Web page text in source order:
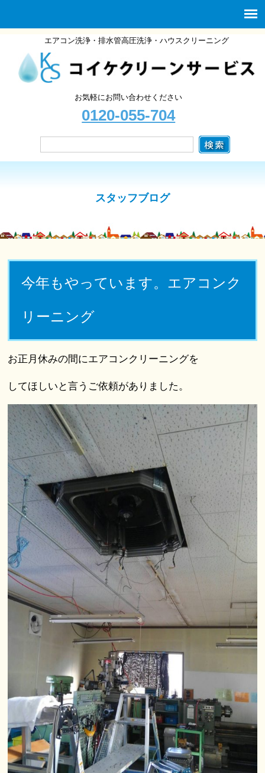
エアコン洗浄・排水管高圧洗浄・ハウスクリーニング
お気軽にお問い合わせください
0120-055-704
スタッフブログ
今年もやっています。エアコンク
リーニング
お正月休みの間にエアコンクリーニングを
してほしいと言うご依頼がありました。